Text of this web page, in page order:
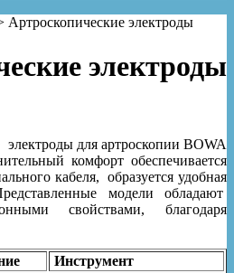
Артроскопические электроды
электроды
для артроскопии BOWA
комфорт обеспечивается
кабеля, образуется удобная
модели обладают
свойствами, благодаря
Инструмент